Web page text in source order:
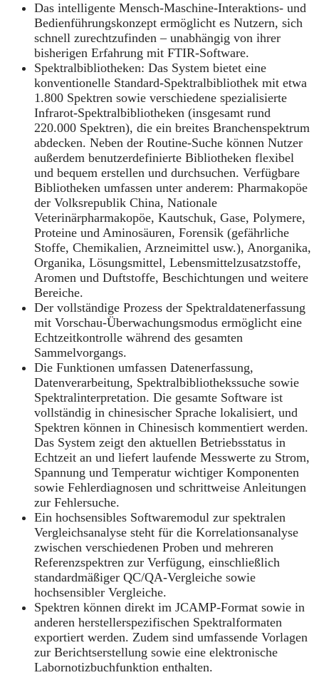
Das intelligente Mensch‑Maschine‑Interaktions‑ und
Bedienführungskonzept ermöglicht es Nutzern, sich
schnell zurechtzufinden – unabhängig von ihrer
bisherigen Erfahrung mit FTIR‑Software.
Spektralbibliotheken: Das System bietet eine
konventionelle Standard‑Spektralbibliothek mit etwa
1.800 Spektren sowie verschiedene spezialisierte
Infrarot‑Spektralbibliotheken (insgesamt rund
220.000 Spektren), die ein breites Branchenspektrum
abdecken. Neben der Routine‑Suche können Nutzer
außerdem benutzerdefinierte Bibliotheken flexibel
und bequem erstellen und durchsuchen. Verfügbare
Bibliotheken umfassen unter anderem: Pharmakopöe
der Volksrepublik China, Nationale
Veterinärpharmakopöe, Kautschuk, Gase, Polymere,
Proteine und Aminosäuren, Forensik (gefährliche
Stoffe, Chemikalien, Arzneimittel usw.), Anorganika,
Organika, Lösungsmittel, Lebensmittelzusatzstoffe,
Aromen und Duftstoffe, Beschichtungen und weitere
Bereiche.
Der vollständige Prozess der Spektraldatenerfassung
mit Vorschau‑Überwachungsmodus ermöglicht eine
Echtzeitkontrolle während des gesamten
Sammelvorgangs.
Die Funktionen umfassen Datenerfassung,
Datenverarbeitung, Spektralbibliothekssuche sowie
Spektralinterpretation. Die gesamte Software ist
vollständig in chinesischer Sprache lokalisiert, und
Spektren können in Chinesisch kommentiert werden.
Das System zeigt den aktuellen Betriebsstatus in
Echtzeit an und liefert laufende Messwerte zu Strom,
Spannung und Temperatur wichtiger Komponenten
sowie Fehlerdiagnosen und schrittweise Anleitungen
zur Fehlersuche.
Ein hochsensibles Softwaremodul zur spektralen
Vergleichsanalyse steht für die Korrelationsanalyse
zwischen verschiedenen Proben und mehreren
Referenzspektren zur Verfügung, einschließlich
standardmäßiger QC/QA-Vergleiche sowie
hochsensibler Vergleiche.
Spektren können direkt im JCAMP-Format sowie in
anderen herstellerspezifischen Spektralformaten
exportiert werden. Zudem sind umfassende Vorlagen
zur Berichtserstellung sowie eine elektronische
Labornotizbuchfunktion enthalten.